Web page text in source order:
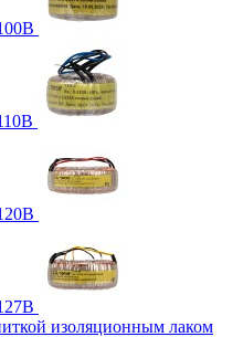
изоляционным лаком